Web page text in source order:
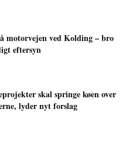
motorvejen ved Kolding – bro
eftersyn
skal springe køen over
lyder nyt forslag